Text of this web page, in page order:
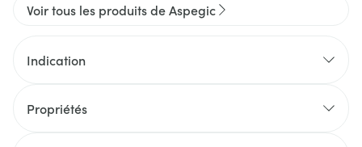
Voir tous les produits de Aspegic
Indication
Propriétés